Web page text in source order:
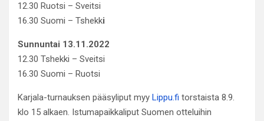
12.30 Ruotsi – Sveitsi
16.30 Suomi – Tshekki
Sunnuntai 13.11.2022
12.30 Tshekki – Sveitsi
16.30 Suomi – Ruotsi
Karjala-turnauksen pääsyliput myy Lippu.fi torstaista 8.9.
klo 15 alkaen. Istumapaikkaliput Suomen otteluihin